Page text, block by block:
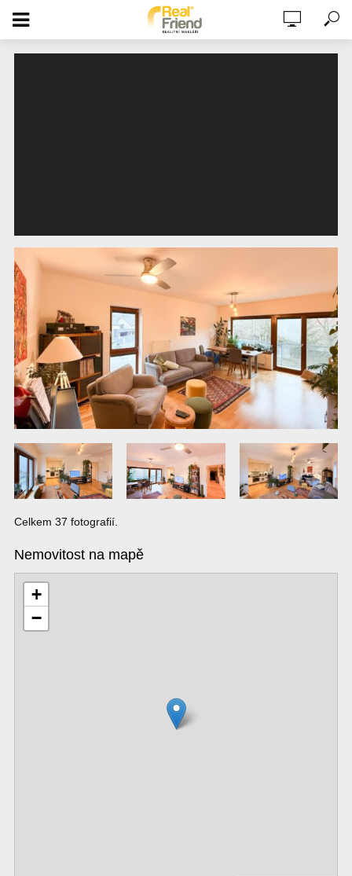
PRONÁJEM BYTU 3+KK, 80M2, 2X
KOUPELNA, BALKON, PARKOVÁNÍ, SKLEP,
1. PATRO, STATENICE, PRAHA – ZÁPAD
Celkem 37 fotografií.
Nemovitost na mapě
+
−